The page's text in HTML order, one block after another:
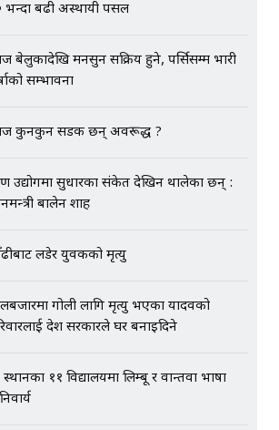
भन्दा बढी अस्थायी पसल
बेलुकादेखि मनसुन सक्रिय हुने, पर्सिसम्म भारी
सम्भावना
कुनकुन सडक छन् अवरूद्ध ?
उद्योगमा सुधारका संकेत देखिन थालेका छन् :
बालेन शाह
लडेर युवकको मृत्यु
गोली लागि मृत्यु भएका यादवको
प्रदेश सरकारले घर बनाइदिने
स्थानका ११ विद्यालयमा लिम्बू र वान्तवा भाषा